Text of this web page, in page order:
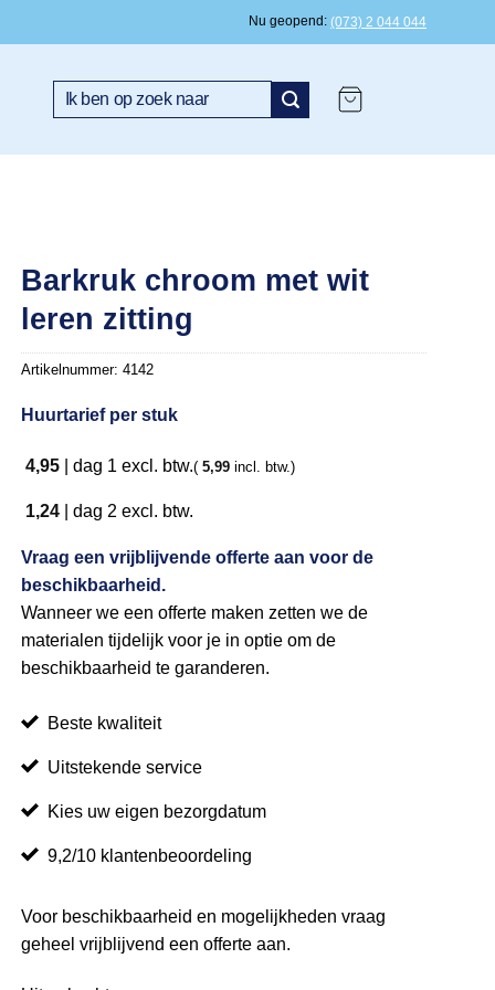
Nu geopend (073) 2 044 044
Zoeken
Barkruk chroom met wit
leren zitting
Artikelnummer:4142
Huurtarief per stuk
4,95 |dag 1 excl. btw.( 5,99 incl. btw.)
1,24 |dag 2 excl. btw.
Vraag een vrijblijvende offerte aan voor de
beschikbaarheid.
Wanneer we een offerte maken zetten we de
materialen tijdelijk voor je in optie om de
beschikbaarheid te garanderen.
Beste kwaliteit
Uitstekende service
Kies uw eigen bezorgdatum
9,2/10 klantenbeoordeling
Voor beschikbaarheid en mogelijkheden vraag
geheel vrijblijvend een offerte aan.